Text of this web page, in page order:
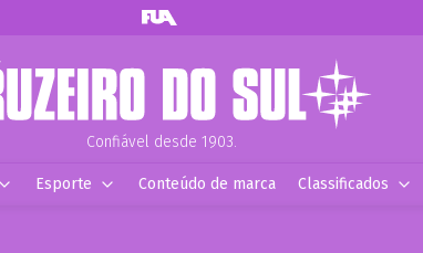
Confiável desde 1903.
Esporte Conteúdo de marca Classificados